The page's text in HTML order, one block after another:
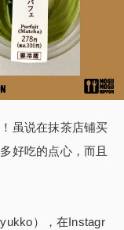
虽说在抹茶店铺买
好吃的点心，而且
yukko），在Instagr